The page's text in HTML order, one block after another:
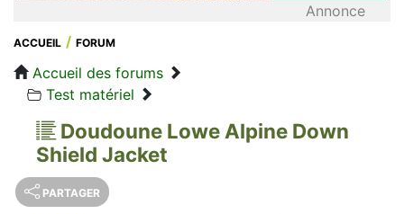
Annonce
ACCUEIL FORUM
Accueil des forums
Test matériel
Doudoune Lowe Alpine Down
Shield Jacket
PARTAGER